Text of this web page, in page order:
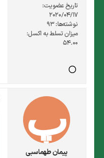
تاریخ عضویت:
2020/04/17
نوشته‌ها:93
میزان تسلط به اکسل:
54.00
پیمان طهماسبی